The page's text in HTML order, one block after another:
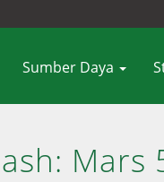
Sumber Daya
Mars